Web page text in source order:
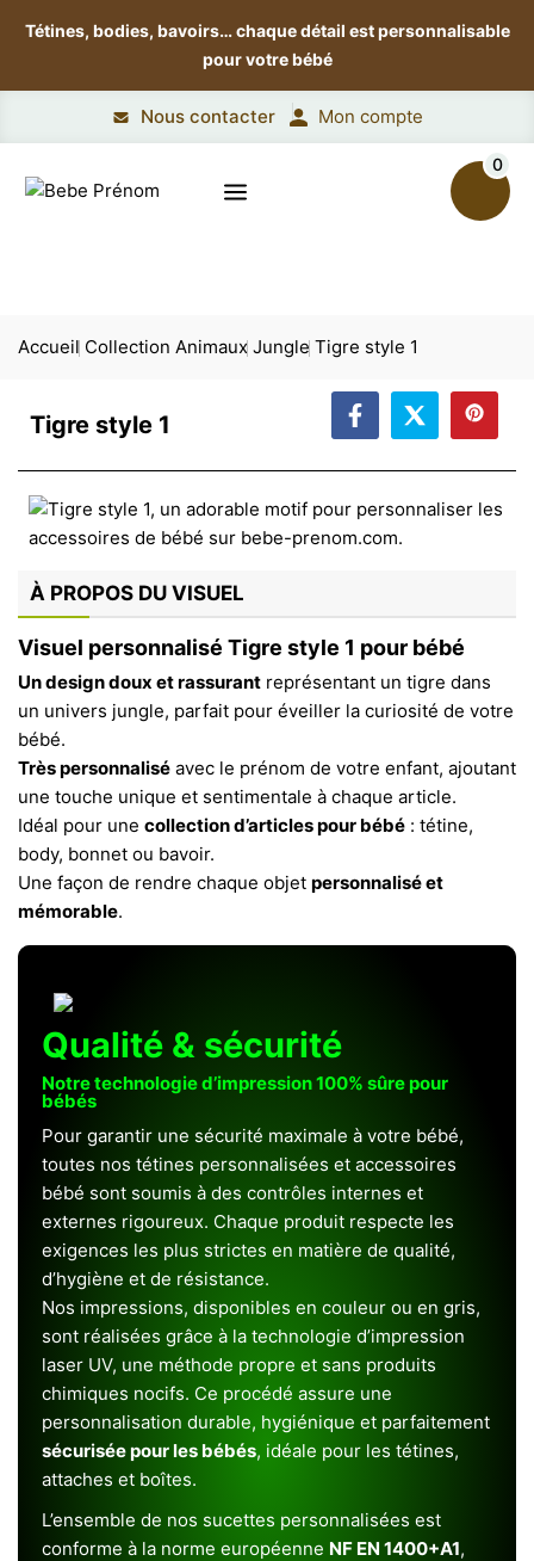
Tétines, bodies, bavoirs…chaque détail est personnalisable
pour votre bébé
Nous contacter Mon compte
0
Accueil Collection Animaux Jungle Tigre style 1
Tigre style 1
À PROPOS DU VISUEL
Visuel personnalisé Tigre style 1 pour bébé
Un design doux et rassurant représentant un tigre dans
un univers jungle, parfait pour éveiller la curiosité de votre
bébé.
Très personnalisé avec le prénom de votre enfant, ajoutant
une touche unique et sentimentale à chaque article.
Idéal pour une collection d’articles pour bébé : tétine,
body, bonnet ou bavoir.
Une façon de rendre chaque objet personnalisé et
mémorable.
Qualité & sécurité
Notre technologie d’impression 100% sûre pour
bébés
Pour garantir une sécurité maximale à votre bébé,
toutes nos tétines personnalisées et accessoires
bébé sont soumis à des contrôles internes et
externes rigoureux. Chaque produit respecte les
exigences les plus strictes en matière de qualité,
d’hygiène et de résistance.
Nos impressions, disponibles en couleur ou en gris,
sont réalisées grâce à la technologie d’impression
laser UV, une méthode propre et sans produits
chimiques nocifs. Ce procédé assure une
personnalisation durable, hygiénique et parfaitement
sécurisée pour les bébés, idéale pour les tétines,
attaches et boîtes.
L’ensemble de nos sucettes personnalisées est
conforme à la norme européenne NF EN 1400+A1,